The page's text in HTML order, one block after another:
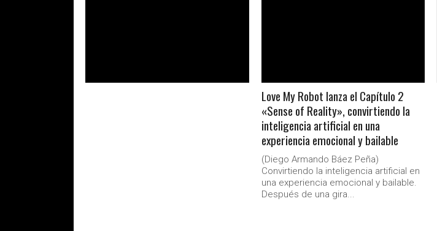
Love My Robot lanza el Capítulo 2
«Sense of Reality», convirtiendo la
inteligencia artificial en una
experiencia emocional y bailable
(Diego Armando Báez Peña)
Convirtiendo la inteligencia artificial en
una experiencia emocional y bailable.
Después de una gira...